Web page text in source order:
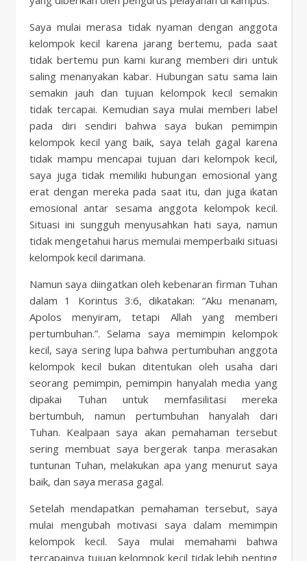
Saya mulai merasa tidak nyaman dengan anggota
kelompok kecil karena jarang bertemu, pada saat
tidak bertemu pun kami kurang memberi diri untuk
saling menanyakan kabar. Hubungan satu sama lain
semakin jauh dan tujuan kelompok kecil semakin
tidak tercapai. Kemudian saya mulai memberi label
pada diri sendiri bahwa saya bukan pemimpin
kelompok kecil yang baik, saya telah gagal karena
tidak mampu mencapai tujuan dari kelompok kecil,
saya juga tidak memiliki hubungan emosional yang
erat dengan mereka pada saat itu, dan juga ikatan
emosional antar sesama anggota kelompok kecil.
Situasi ini sungguh menyusahkan hati saya, namun
tidak mengetahui harus memulai memperbaiki situasi
kelompok kecil darimana.
Namun saya diingatkan oleh kebenaran firman Tuhan
dalam 1 Korintus 3:6, dikatakan: “Aku menanam,
Apolos menyiram, tetapi Allah yang memberi
pertumbuhan.”. Selama saya memimpin kelompok
kecil, saya sering lupa bahwa pertumbuhan anggota
kelompok kecil bukan ditentukan oleh usaha dari
seorang pemimpin, pemimpin hanyalah media yang
dipakai Tuhan untuk memfasilitasi mereka
bertumbuh, namun pertumbuhan hanyalah dari
Tuhan. Kealpaan saya akan pemahaman tersebut
sering membuat saya bergerak tanpa merasakan
tuntunan Tuhan, melakukan apa yang menurut saya
baik, dan saya merasa gagal.
Setelah mendapatkan pemahaman tersebut, saya
mulai mengubah motivasi saya dalam memimpin
kelompok kecil. Saya mulai memahami bahwa
tercapainya tujuan kelompok kecil tidak lebih penting